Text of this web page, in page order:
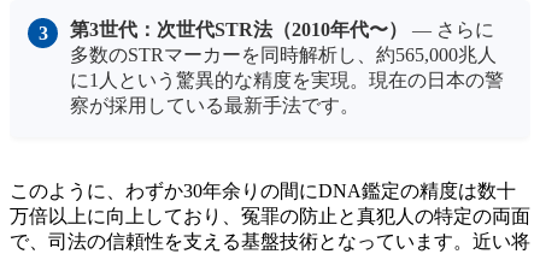
第3世代：次世代STR法（2010年代〜）
— さらに
多数のSTRマーカーを同時解析し、約565,000兆人
に1人という驚異的な精度を実現。現在の日本の警
察が採用している最新手法です。
このように、わずか30年余りの間にDNA鑑定の精度は数十
万倍以上に向上しており、冤罪の防止と真犯人の特定の両面
で、司法の信頼性を支える基盤技術となっています。近い将